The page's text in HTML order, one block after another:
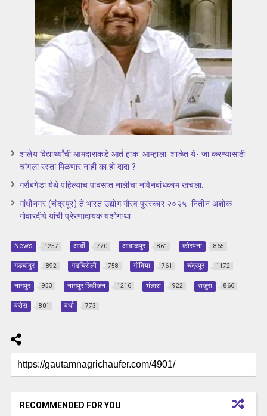
शालेय विद्यार्थ्यांची आमदाराकडे आर्त हाक आम्हाला शाळेत ये- जा करण्यासाठी
चांगला रस्ता मिळणार नाही का हो दादा ?
गर्राबगेडा येथे पहिल्याच पावसात नालीचा नविनबांधकाम खचला.
गांधीनगर (चंद्रपूर) ते भारत उद्योग गौरव पुरस्कार २०२५: नितीन अशोक
गोवारदीपे यांची प्रेरणादायक यशोगाथा
News 1257 आर्वी 770 आवाळपुर 861 कोरपना 865
गडचांदुर 892 गडचिरोली 758 गोंदिया 761 चंद्रपूर 1172
नागपुर 953 नागपुर डिवीजन 1216 भंडारा 922 राजुरा 866
वरोरा 801 वर्धा 773
RECOMMENDED FOR YOU